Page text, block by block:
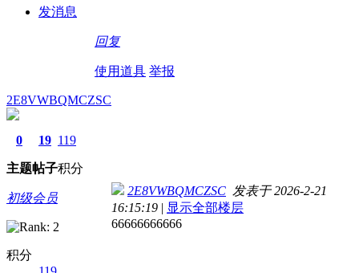
发消息
回复
使用道具 举报
2E8VWBQMCZSC
0
主题
19
帖子
119
积分
初级会员
积分
2E8VWBQMCZSC 发表于 2026-2-21
16:15:19 | 显示全部楼层
66666666666